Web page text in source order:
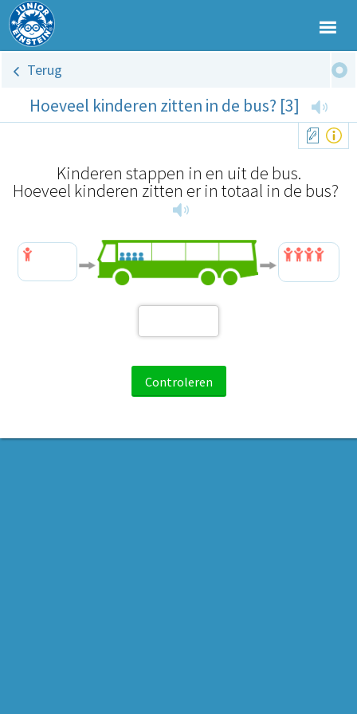
Terug
Hoeveel kinderen zitten in de bus? [3]
Kinderen stappen in en uit de bus.
Hoeveel kinderen zitten er in totaal in de bus?